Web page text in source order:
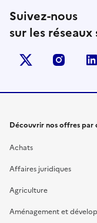
Suivez-nous
sur les
X
Découvrir nos offres par
Achats
Affaires juridiques
Agriculture
Aménagement et